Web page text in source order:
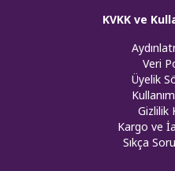
KVKK ve
Veri
Üyelik
Gizlilik
Kargo ve
Sıkça